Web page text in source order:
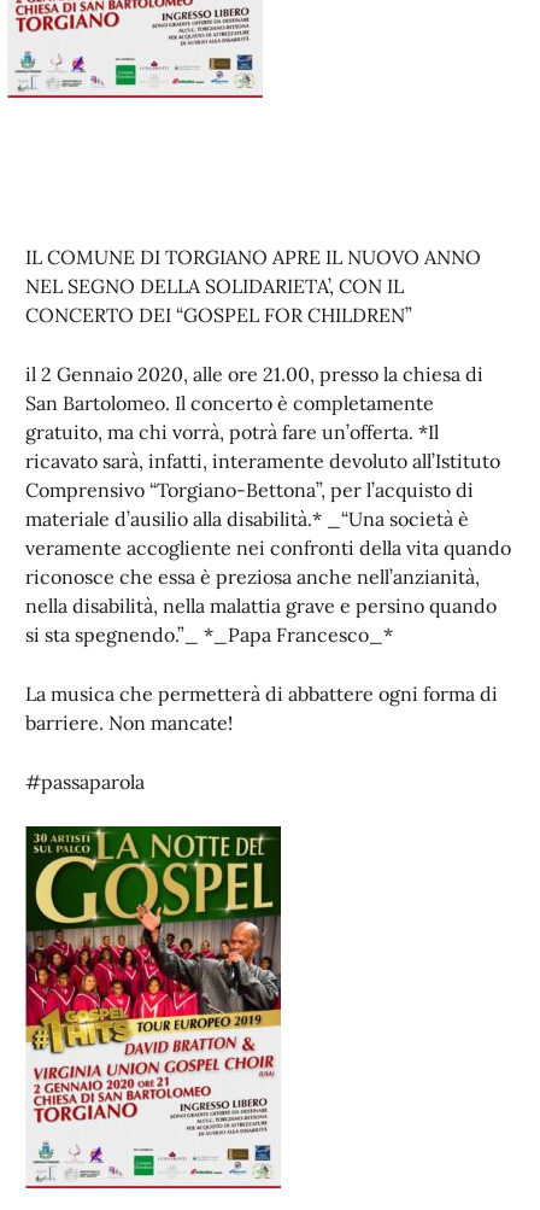
IL COMUNE DI TORGIANO APRE IL NUOVO ANNO
NEL SEGNO DELLA SOLIDARIETA’, CON IL
CONCERTO DEI “GOSPEL FOR CHILDREN”
il 2 Gennaio 2020, alle ore 21.00, presso la chiesa di
San Bartolomeo. Il concerto è completamente
gratuito, ma chi vorrà, potrà fare un’offerta. *Il
ricavato sarà, infatti, interamente devoluto all’Istituto
Comprensivo “Torgiano-Bettona”, per l’acquisto di
materiale d’ausilio alla disabilità.* _“Una società è
veramente accogliente nei confronti della vita quando
riconosce che essa è preziosa anche nell’anzianità,
nella disabilità, nella malattia grave e persino quando
si sta spegnendo.”_ *_Papa Francesco_*
La musica che permetterà di abbattere ogni forma di
barriere. Non mancate!
#passaparola